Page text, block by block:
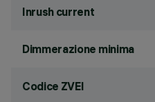
Inrush current
Dimmerazione minima
Codice ZVEI